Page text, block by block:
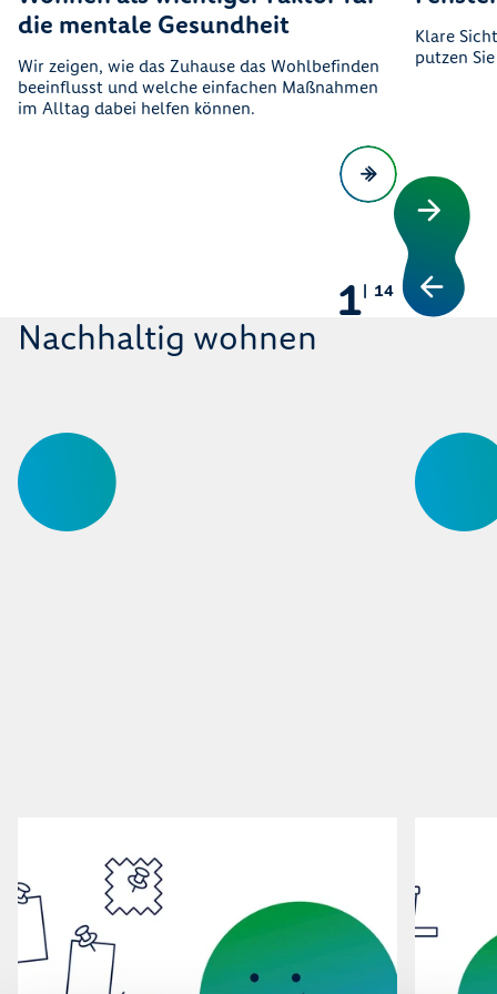
die mentale Gesundheit
Wir zeigen, wie das Zuhause das Wohlbefinden
beeinflusst und welche einfachen Maßnahmen
im Alltag dabei helfen können.
Klare
putzen
1 14
Nachhaltig wohnen